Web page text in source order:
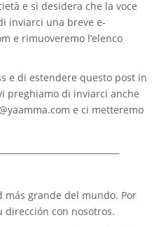
e si desidera che la voce
inviarci una breve e-
e rimuoveremo l’elenco
e di estendere questo post in
preghiamo di inviarci anche
e ci metteremo
más grande del mundo. Por
dirección con nosotros.